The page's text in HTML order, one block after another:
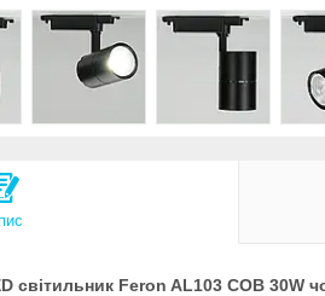
світильник Feron AL103 COB 30W